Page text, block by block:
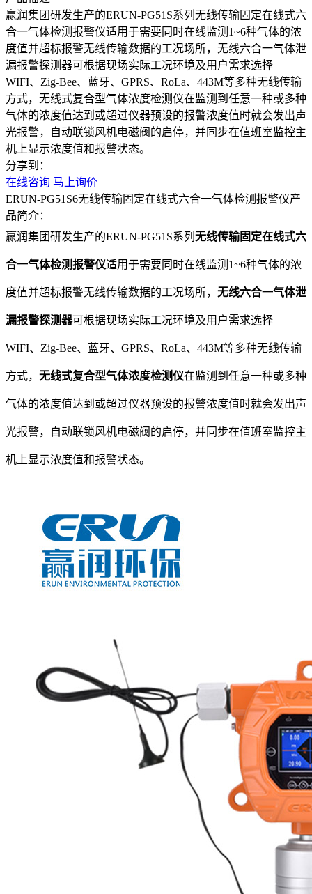
赢润集团研发生产的ERUN-PG51S系列无线传输固定在线式六
合一气体检测报警仪适用于需要同时在线监测1~6种气体的浓
度值并超标报警无线传输数据的工况场所，无线六合一气体泄
漏报警探测器可根据现场实际工况环境及用户需求选择
WIFI、Zig-Bee、蓝牙、GPRS、RoLa、443M等多种无线传输
方式，无线式复合型气体浓度检测仪在监测到任意一种或多种
气体的浓度值达到或超过仪器预设的报警浓度值时就会发出声
光报警，自动联锁风机电磁阀的启停，并同步在值班室监控主
机上显示浓度值和报警状态。
分享到：
在线咨询 马上询价
ERUN-PG51S6无线传输固定在线式六合一气体检测报警仪产
品简介：
赢润集团研发生产的ERUN-PG51S系列 无线传输固定在线式六
合一气体检测报警仪适用于需要同时在线监测1~6种气体的浓
度值并超标报警无线传输数据的工况场所， 无线六合一气体泄
漏报警探测器可根据现场实际工况环境及用户需求选择
WIFI、Zig-Bee、蓝牙、GPRS、RoLa、443M等多种无线传输
方式， 无线式复合型气体浓度检测仪在监测到任意一种或多种
气体的浓度值达到或超过仪器预设的报警浓度值时就会发出声
光报警，自动联锁风机电磁阀的启停，并同步在值班室监控主
机上显示浓度值和报警状态。